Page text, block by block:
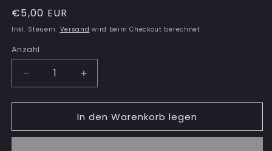
Normaler
Preis
€5,00 EUR
Inkl. Steuern. Versand wird beim Checkout berechnet
Anzahl
Anzahl
Verringere
die
Menge
CYBER
Erhöhe
die
Menge
für
CYBER
In den Warenkorb legen